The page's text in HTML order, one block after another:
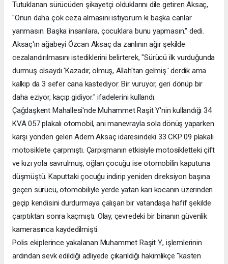
Tutuklanan sürücüden şikayetçi olduklarını dile getiren Aksaç,
"Onun daha çok ceza almasını istiyorum ki başka canlar
yanmasın. Başka insanlara, çocuklara bunu yapmasın." dedi.
Aksaç'ın ağabeyi Özcan Aksaç da zanlının ağır şekilde
cezalandırılmasını istediklerini belirterek, "Sürücü ilk vurduğunda
durmuş olsaydı 'Kazadır, olmuş, Allah'tan gelmiş.' derdik ama
kalkıp da 3 sefer cana kastediyor. Bir vuruyor, geri dönüp bir
daha eziyor, kaçıp gidiyor." ifadelerini kullandı.
Çağdaşkent Mahallesi'nde Muhammet Raşit Y'nin kullandığı 34
KVA 057 plakalı otomobil, ani manevrayla sola dönüş yaparken
karşı yönden gelen Adem Aksaç idaresindeki 33 CKP 09 plakalı
motosiklete çarpmıştı. Çarpışmanın etkisiyle motosikletteki çift
ve kızı yola savrulmuş, oğlan çocuğu ise otomobilin kaputuna
düşmüştü. Kaputtaki çocuğu indirip yeniden direksiyon başına
geçen sürücü, otomobiliyle yerde yatan karı kocanın üzerinden
geçip kendisini durdurmaya çalışan bir vatandaşa hafif şekilde
çarptıktan sonra kaçmıştı. Olay, çevredeki bir binanın güvenlik
kamerasınca kaydedilmişti.
Polis ekiplerince yakalanan Muhammet Raşit Y., işlemlerinin
ardından sevk edildiği adliyede çıkarıldığı hakimlikçe "kasten